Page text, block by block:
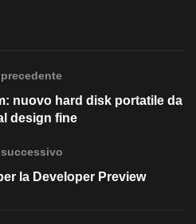
nuovo hard disk portatile da
design fine
la Developer Preview